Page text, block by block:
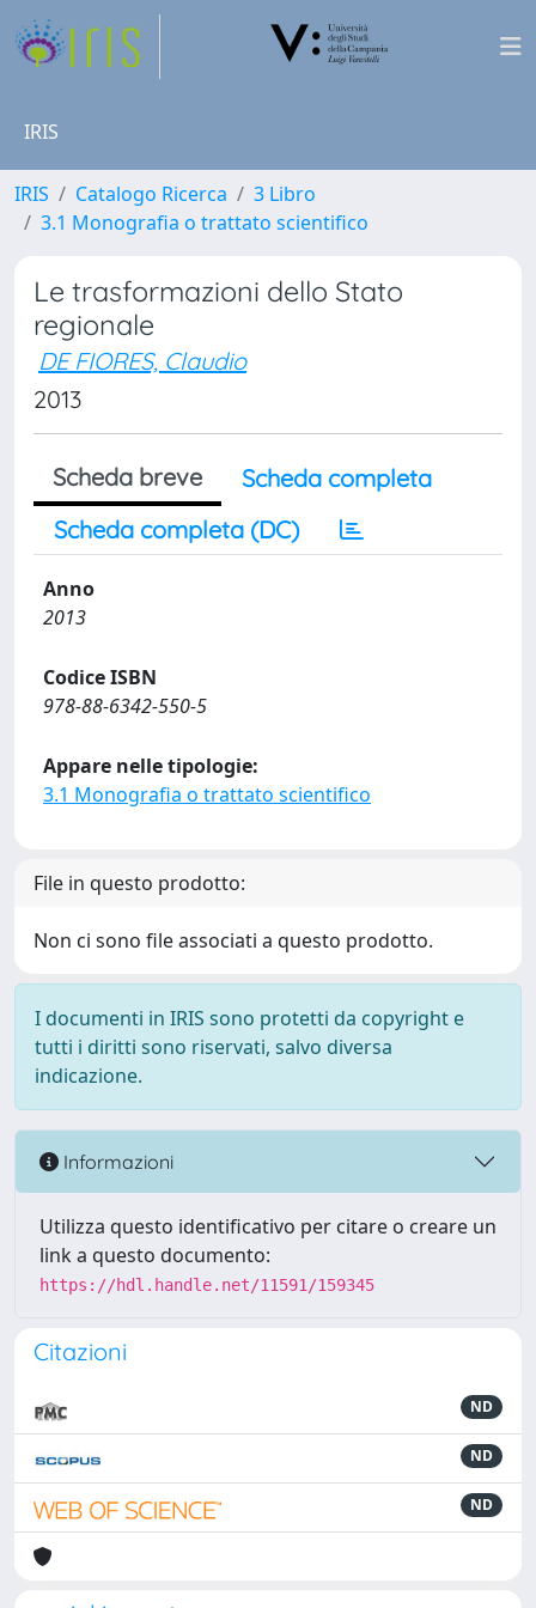
IRIS
IRIS Catalogo Ricerca
3 Libro
3.1 Monografia o trattato scientifico
Le trasformazioni dello Stato
regionale
DE FIORES, Claudio
2013
Scheda breve
Scheda completa
Scheda completa (DC)
Anno
2013
Codice ISBN
978-88-6342-550-5
Appare nelle tipologie:
3.1 Monografia o trattato scientifico
File in questo prodotto:
Non ci sono file associati a questo prodotto.
I documenti in IRIS sono protetti da copyright e
tutti i diritti sono riservati, salvo diversa
indicazione.
Informazioni
Utilizza questo identificativo per citare o creare un
link a questo documento:
https://hdl.handle.net/11591/159345
Citazioni
ND
ND
ND